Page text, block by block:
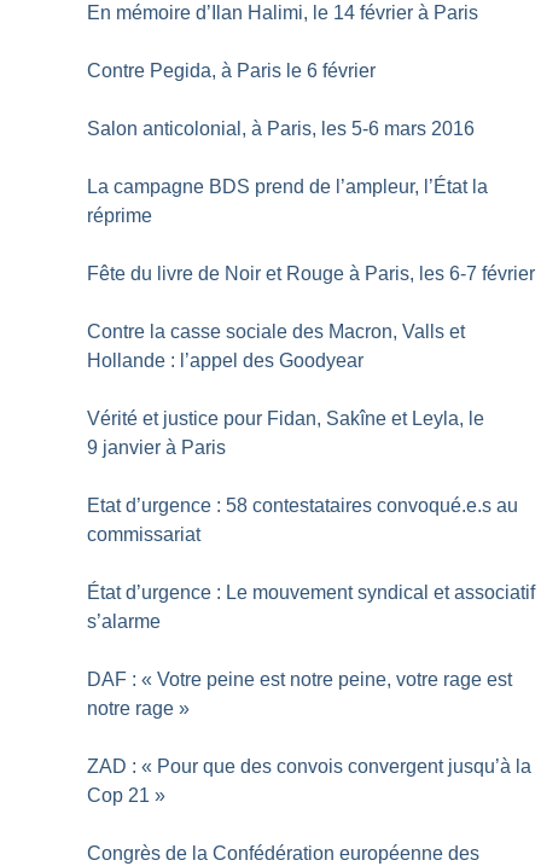
En mémoire d’Ilan Halimi, le 14 février à Paris
Contre Pegida, à Paris le 6 février
Salon anticolonial, à Paris, les 5-6 mars 2016
La campagne BDS prend de l’ampleur, l’État la
réprime
Fête du livre de Noir et Rouge à Paris, les 6-7 février
Contre la casse sociale des Macron, Valls et
Hollande : l’appel des Goodyear
Vérité et justice pour Fidan, Sakîne et Leyla, le
9 janvier à Paris
Etat d’urgence : 58 contestataires convoqué.e.s au
commissariat
État d’urgence : Le mouvement syndical et associatif
s’alarme
DAF : « Votre peine est notre peine, votre rage est
notre rage »
ZAD : « Pour que des convois convergent jusqu’à la
Cop 21 »
Congrès de la Confédération européenne des